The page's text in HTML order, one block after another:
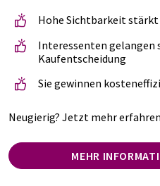
Hohe Sichtbarkeit
Interessenten gelangen
Kaufentscheidung
Sie gewinnen
Neugierig? Jetzt mehr erfahren
MEHR